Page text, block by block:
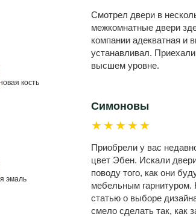
Смотрел двери в
межкомнатные двери
компании адекватная и
устанавливал.
высшем уровне.
Симоновы
★★★★★
Приобрели у вас
цвет Эбен. Искали
поводу того, как они
мебельным гарнитуром.
статью о выборе
смело сделать так, как